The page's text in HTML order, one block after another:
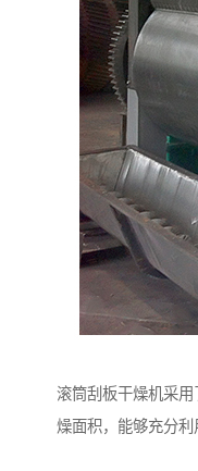
滚筒刮板干燥机采
燥面积，能够充分利